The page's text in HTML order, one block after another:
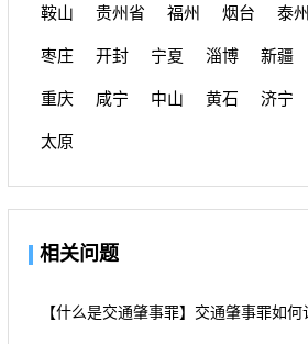
鞍山 贵州省 福州 烟台 泰州
枣庄 开封 宁夏 淄博 新疆
重庆 咸宁 中山 黄石 济宁
太原
相关问题
【什么是交通肇事罪】交通肇事罪如何